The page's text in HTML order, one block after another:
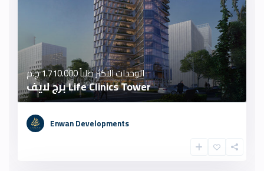
الوحدات الاكثر طلباً1.710.000 ج.م
Life Clinics Tower برج لايف
Enwan Developments